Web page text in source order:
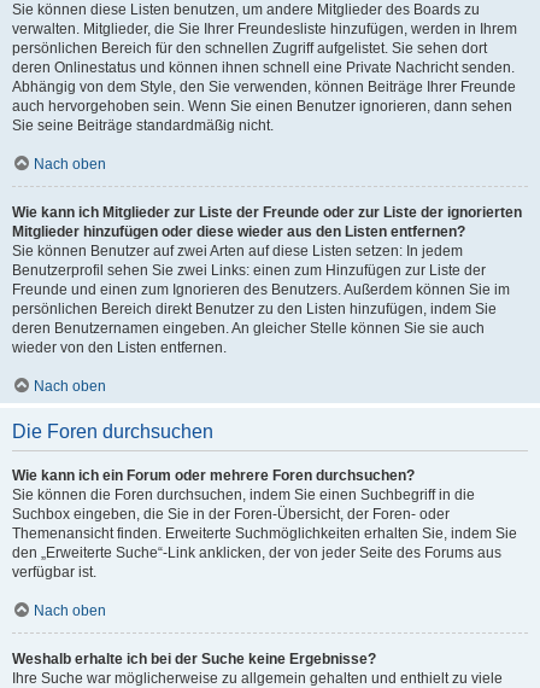
Sie können diese Listen benutzen, um andere Mitglieder des Boards zu
verwalten. Mitglieder, die Sie Ihrer Freundesliste hinzufügen, werden in Ihrem
persönlichen Bereich für den schnellen Zugriff aufgelistet. Sie sehen dort
deren Onlinestatus und können ihnen schnell eine Private Nachricht senden.
Abhängig von dem Style, den Sie verwenden, können Beiträge Ihrer Freunde
auch hervorgehoben sein. Wenn Sie einen Benutzer ignorieren, dann sehen
Sie seine Beiträge standardmäßig nicht.
Nach oben
Wie kann ich Mitglieder zur Liste der Freunde oder zur Liste der ignorierten
Mitglieder hinzufügen oder diese wieder aus den Listen entfernen?
Sie können Benutzer auf zwei Arten auf diese Listen setzen: In jedem
Benutzerprofil sehen Sie zwei Links: einen zum Hinzufügen zur Liste der
Freunde und einen zum Ignorieren des Benutzers. Außerdem können Sie im
persönlichen Bereich direkt Benutzer zu den Listen hinzufügen, indem Sie
deren Benutzernamen eingeben. An gleicher Stelle können Sie sie auch
wieder von den Listen entfernen.
Nach oben
Die Foren durchsuchen
Wie kann ich ein Forum oder mehrere Foren durchsuchen?
Sie können die Foren durchsuchen, indem Sie einen Suchbegriff in die
Suchbox eingeben, die Sie in der Foren-Übersicht, der Foren- oder
Themenansicht finden. Erweiterte Suchmöglichkeiten erhalten Sie, indem Sie
den „Erweiterte Suche“-Link anklicken, der von jeder Seite des Forums aus
verfügbar ist.
Nach oben
Weshalb erhalte ich bei der Suche keine Ergebnisse?
Ihre Suche war möglicherweise zu allgemein gehalten und enthielt zu viele